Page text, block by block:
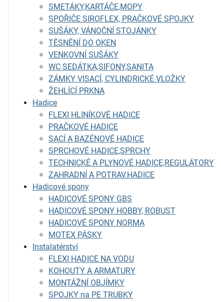
SMETÁKY,KARTÁČE,MOPY
SPOŘIČE SIROFLEX, PRAČKOVÉ SPOJKY
SUŠÁKY, VÁNOČNÍ STOJÁNKY
TĚSNĚNÍ DO OKEN
VENKOVNÍ SUŠÁKY
WC SEDÁTKA,SIFONY,SANITA
ZÁMKY VISACÍ, CYLINDRICKÉ VLOŽKY
ŽEHLÍCÍ PRKNA
Hadice
FLEXI HLINÍKOVÉ HADICE
PRAČKOVÉ HADICE
SACÍ A BAZÉNOVÉ HADICE
SPRCHOVÉ HADICE,SPRCHY
TECHNICKÉ A PLYNOVÉ HADICE,REGULÁTORY
ZAHRADNÍ A POTRAV.HADICE
Hadicové spony
HADICOVÉ SPONY GBS
HADICOVÉ SPONY HOBBY, ROBUST
HADICOVÉ SPONY NORMA
MOTEX PÁSKY
Instalatérství
FLEXI HADICE NA VODU
KOHOUTY A ARMATURY
MONTÁŽNÍ OBJÍMKY
SPOJKY na PE TRUBKY